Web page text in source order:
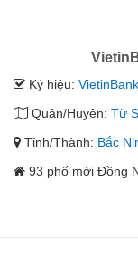
Ký hiệu: VietinBank
Quận/Huyện: Từ
Tỉnh/Thành: Bắc
93 phố mới Đồng